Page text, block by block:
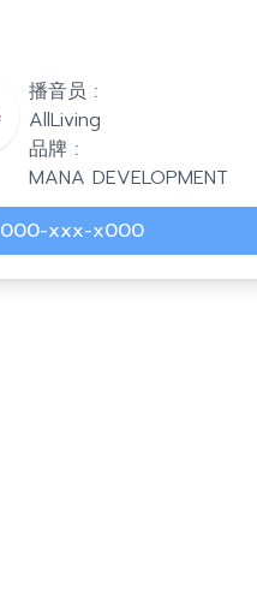
播音员 :
AllLiving
品牌 :
MANA DEVELOPMENT
000-xxx-x000